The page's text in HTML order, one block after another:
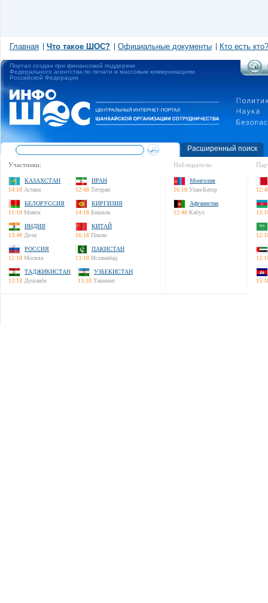
Главная Что такое ШОС? Официальные документы Кто есть кто?
Портал создан при финансовой поддержке
Федерального агентства по печати и массовым коммуникациям
Российской Федерации
Расширенный поиск
Участники:
КАЗАХСТАН
14:18 Астана
ИРАН
12:48 Тегеран
БЕЛОРУССИЯ
11:18 Минск
КИРГИЗИЯ
14:18 Бишкек
ИНДИЯ
13:48 Дели
КИТАЙ
16:18 Пекин
РОССИЯ
12:18 Москва
ПАКИСТАН
13:18 Исламабад
ТАДЖИКИСТАН
13:18 Душанбе
УЗБЕКИСТАН
13:18 Ташкент
Наблюдатели:
Монголия
16:18 Улан-Батор
Афганистан
12:48 Кабул